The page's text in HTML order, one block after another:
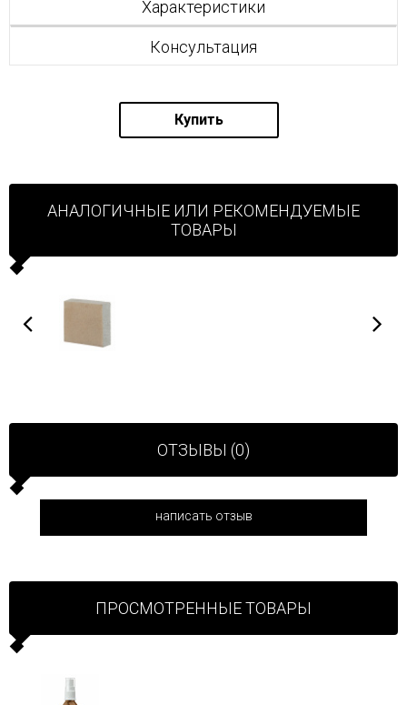
Характеристики
Консультация
Купить
АНАЛОГИЧНЫЕ ИЛИ РЕКОМЕНДУЕМЫЕ
ТОВАРЫ
ОТЗЫВЫ (0)
написать отзыв
ПРОСМОТРЕННЫЕ ТОВАРЫ